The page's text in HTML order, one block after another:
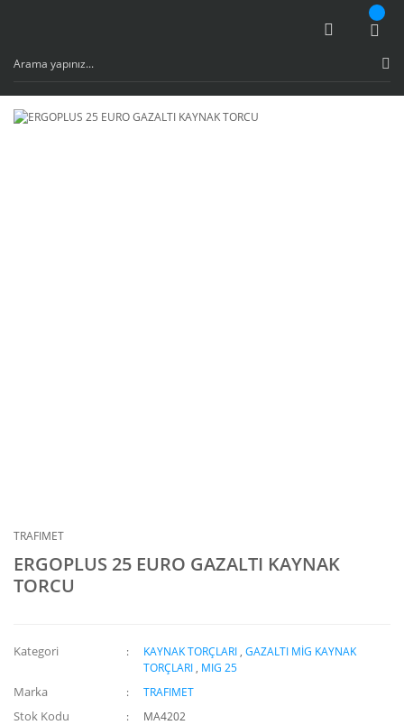
TRAFIMET
ERGOPLUS 25 EURO GAZALTI KAYNAK
TORCU
Kategori KAYNAK TORÇLARI ,GAZALTI MİG KAYNAK
TORÇLARI , MIG 25
Marka TRAFIMET
Stok Kodu MA4202